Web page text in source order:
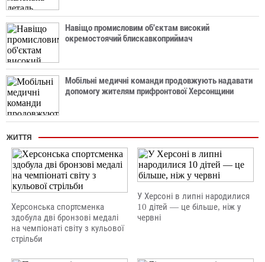
Навіщо промисловим об'єктам високий
окремостоячий блискавкоприймач
Мобільні медичні команди продовжують надавати
допомогу жителям прифронтової Херсонщини
ЖИТТЯ
Херсонська спортсменка
здобула дві бронзові медалі
на чемпіонаті світу з кульової
стрільби
У Херсоні в липні народилися
10 дітей — це більше, ніж у
червні